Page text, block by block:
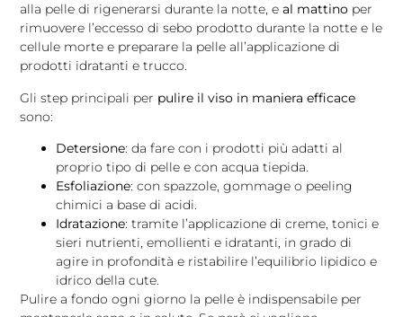
alla pelle di rigenerarsi durante la notte, eal mattino per
rimuovere l’eccesso di sebo prodotto durante la notte e le
cellule morte e preparare la pelle all’applicazione di
prodotti idratanti e trucco.
Gli step principali per pulire il viso in maniera efficace
sono:
Detersione: da fare con i prodotti più adatti al
proprio tipo di pelle e con acqua tiepida.
Esfoliazione: con spazzole, gommage o peeling
chimici a base di acidi.
Idratazione: tramite l’applicazione di creme, tonici e
sieri nutrienti, emollienti e idratanti, in grado di
agire in profondità e ristabilire l’equilibrio lipidico e
idrico della cute.
Pulire a fondo ogni giorno la pelle è indispensabile per